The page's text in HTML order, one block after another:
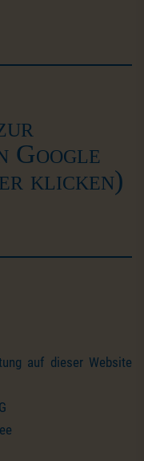
Google
klicken)
auf dieser Website